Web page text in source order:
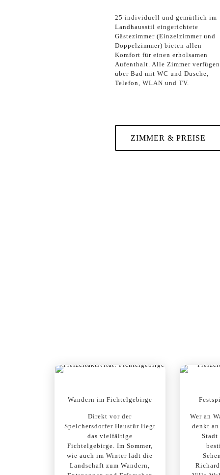
25 individuell und gemütlich im
Landhausstil eingerichtete
Gästezimmer (Einzelzimmer und
Doppelzimmer) bieten allen
Komfort für einen erholsamen
Aufenthalt. Alle Zimmer verfügen
über Bad mit WC und Dusche,
Telefon, WLAN und TV.
ZIMMER & PREISE
Wandern im Fichtelgebirge
Direkt vor der
Speichersdorfer Haustür liegt
das vielfältige
Fichtelgebirge. Im Sommer,
wie auch im Winter lädt die
Landschaft zum Wandern,
Wer an
denkt
Stadt